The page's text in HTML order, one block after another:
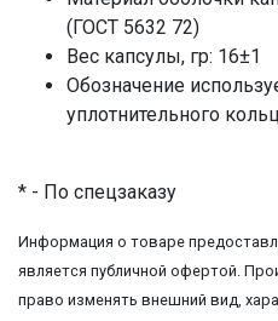
(ГОСТ 5632 72)
Вес капсулы, гр: 16±1
Обозначение
уплотнительного
* - По спецзаказу
Информация о товаре
является публичной офертой.
право изменять внешний вид,